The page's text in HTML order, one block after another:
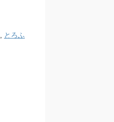
とろふ